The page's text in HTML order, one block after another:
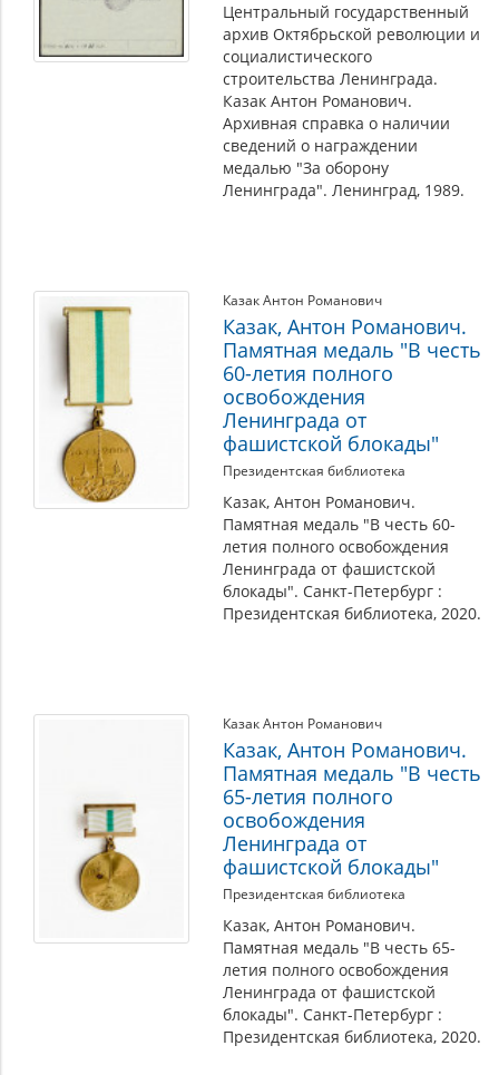
Центральный государственный
архив Октябрьской революции и
социалистического
строительства Ленинграда.
Казак Антон Романович.
Архивная справка о наличии
сведений о награждении
медалью "За оборону
Ленинграда". Ленинград, 1989.
Казак Антон Романович
Казак, Антон Романович.
Памятная медаль "В честь
60-летия полного
освобождения
Ленинграда от
фашистской блокады"
Президентская библиотека
Казак, Антон Романович.
Памятная медаль "В честь 60-
летия полного освобождения
Ленинграда от фашистской
блокады". Санкт-Петербург :
Президентская библиотека, 2020.
Казак Антон Романович
Казак, Антон Романович.
Памятная медаль "В честь
65-летия полного
освобождения
Ленинграда от
фашистской блокады"
Президентская библиотека
Казак, Антон Романович.
Памятная медаль "В честь 65-
летия полного освобождения
Ленинграда от фашистской
блокады". Санкт-Петербург :
Президентская библиотека, 2020.